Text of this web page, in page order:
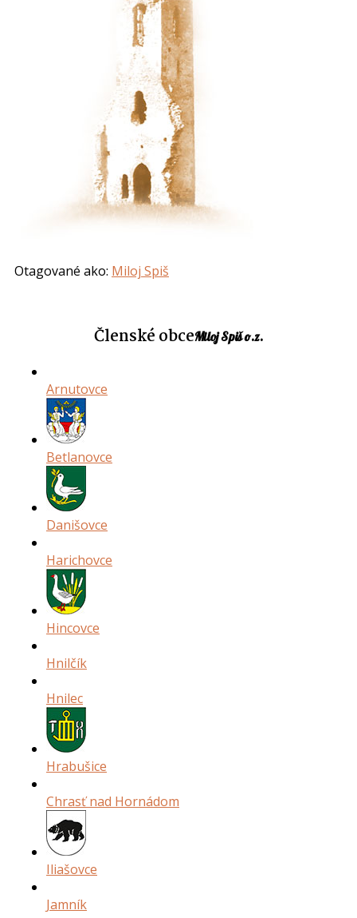
Otagované ako: Miloj Spiš
Členské obceMiloj Spiš o.z.
Arnutovce
Betlanovce
Danišovce
Harichovce
Hincovce
Hnilčík
Hnilec
Hrabušice
Chrasť nad Hornádom
Iliašovce
Jamník